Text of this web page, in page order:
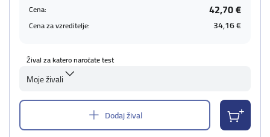
Cena: 42,70 €
Cena za vzreditelje: 34,16 €
Žival za katero naročate test
Moje živali
Dodaj žival